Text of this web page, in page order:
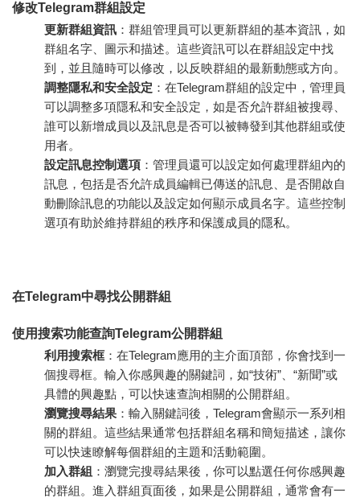
修改Telegram群組設定
更新群組資訊 ：群組管理員可以更新群組的基本資訊，如
群組名字、圖示和描述。這些資訊可以在群組設定中找
到，並且隨時可以修改，以反映群組的最新動態或方向。
調整隱私和安全設定 ：在Telegram群組的設定中，管理員
可以調整多項隱私和安全設定，如是否允許群組被搜尋、
誰可以新增成員以及訊息是否可以被轉發到其他群組或使
用者。
設定訊息控制選項 ：管理員還可以設定如何處理群組內的
訊息，包括是否允許成員編輯已傳送的訊息、是否開啟自
動刪除訊息的功能以及設定如何顯示成員名字。這些控制
選項有助於維持群組的秩序和保護成員的隱私。
在Telegram中尋找公開群組
使用搜索功能查詢Telegram公開群組
利用搜索框：在Telegram應用的主介面頂部，你會找到一
個搜尋框。輸入你感興趣的關鍵詞，如“技術”、“新聞”或
具體的興趣點，可以快速查詢相關的公開群組。
瀏覽搜尋結果 ：輸入關鍵詞後，Telegram會顯示一系列相
關的群組。這些結果通常包括群組名稱和簡短描述，讓你
可以快速瞭解每個群組的主題和活動範圍。
加入群組 ：瀏覽完搜尋結果後，你可以點選任何你感興趣
的群組。進入群組頁面後，如果是公開群組，通常會有一